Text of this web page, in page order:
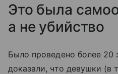
Это была
а не убийство
Было проведено более 20
доказали, что девушки (в